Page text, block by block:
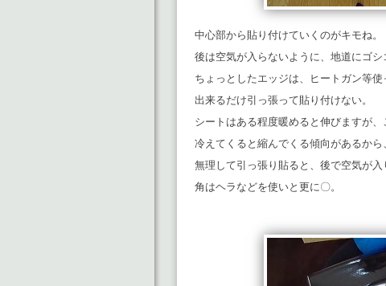
中心部から貼り付けていくのがキモね。
後は空気が入らないように、地道にゴシ
ちょっとしたエッジは、ヒートガン等
出来るだけ引っ張って貼り付けない。
シートはある程度暖めると伸びますが、
冷えてくると縮んでくる傾向があるから
無理して引っ張り貼ると、後で空気が入
角はヘラなどを使いと更に〇。